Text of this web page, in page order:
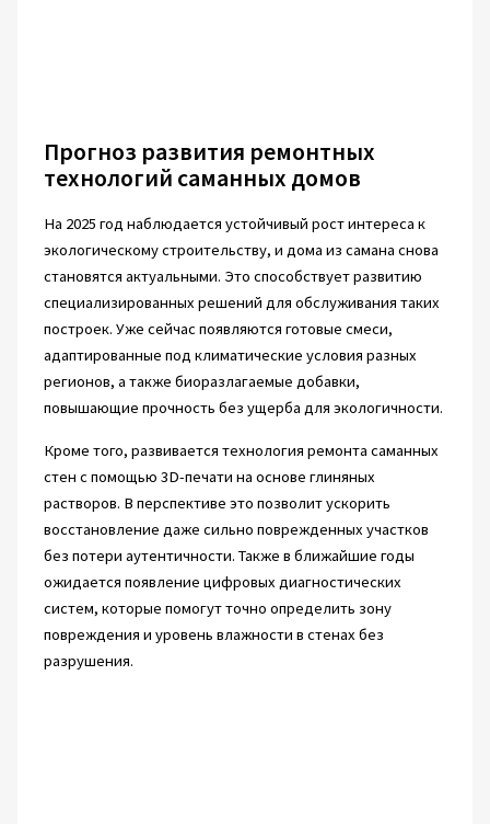
Прогноз развития ремонтных
технологий саманных домов
На 2025 год наблюдается устойчивый рост интереса к
экологическому строительству, и дома из самана снова
становятся актуальными. Это способствует развитию
специализированных решений для обслуживания таких
построек. Уже сейчас появляются готовые смеси,
адаптированные под климатические условия разных
регионов, а также биоразлагаемые добавки,
повышающие прочность без ущерба для экологичности.
Кроме того, развивается технология ремонта саманных
стен с помощью 3D-печати на основе глиняных
растворов. В перспективе это позволит ускорить
восстановление даже сильно поврежденных участков
без потери аутентичности. Также в ближайшие годы
ожидается появление цифровых диагностических
систем, которые помогут точно определить зону
повреждения и уровень влажности в стенах без
разрушения.